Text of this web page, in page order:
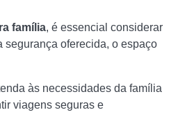
família, é essencial considerar
segurança oferecida, o espaço
às necessidades da família
viagens seguras e